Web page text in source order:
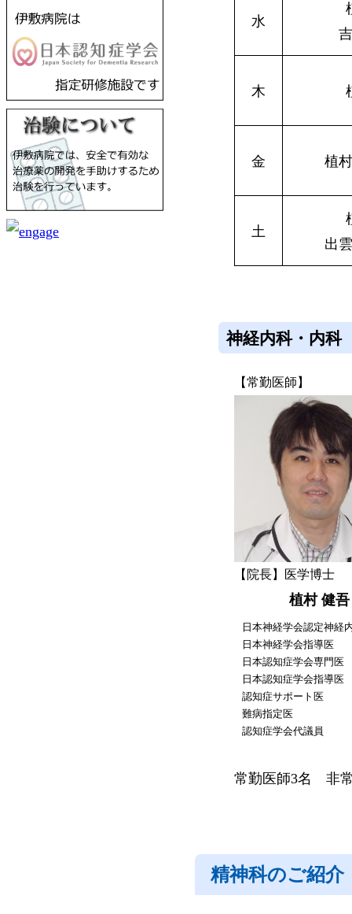
水
木
金 植
土
出
神経内科・内
【常勤医師】
【院長】医学博士
植村 健吾
日本神経学会認定神経
日本神経学会指導医
日本認知症学会専門医
日本認知症学会指導医
認知症サポート医
難病指定医
認知症学会代議員
常勤医師3名 非
精神科のご紹介